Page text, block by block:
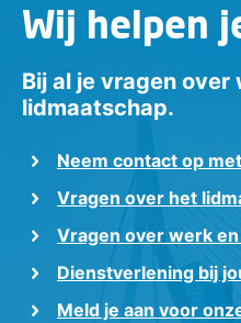
Wij helpen
Bij al je vragen over
lidmaatschap.
Neem contact op
Vragen over het
Vragen over werk
Dienstverlening bij
Meld je aan voor